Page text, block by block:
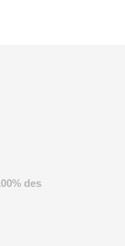
des